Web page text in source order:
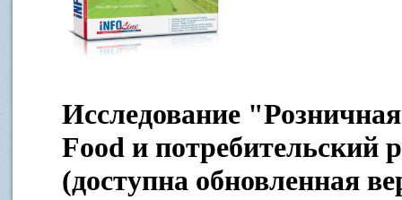
Исследование
Food и потребительский
(доступна обновленная